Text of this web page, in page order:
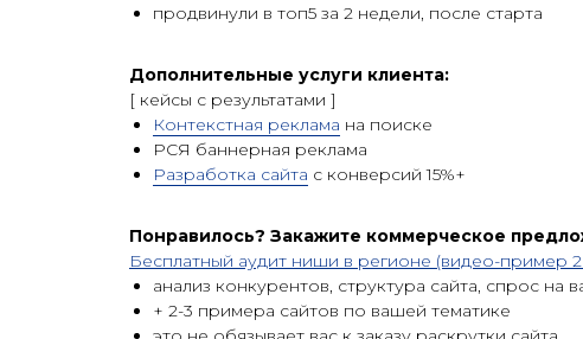
продвинули в топ5 за 2 недели, после старта
Дополнительные услуги клиента:
[ кейсы c результатами ]
Контекстная реклама на поиске
РСЯ баннерная реклама
Разработка сайта с конверсий 15%+
Понравилось? Закажите коммерческое
Бесплатный аудит ниши в регионе (видео-пример
анализ конкурентов, структура сайта, спрос на
+ 2-3 примера сайтов по вашей тематике